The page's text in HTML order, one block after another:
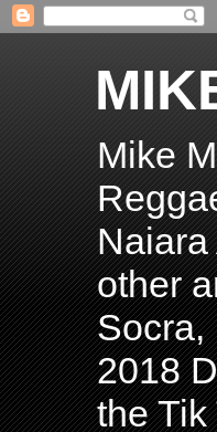
Mike
Naiara
other
Socra,
2018
the